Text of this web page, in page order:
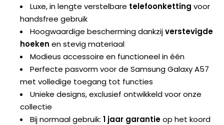
Luxe, in lengte verstelbare telefoonketting voor
handsfree gebruik
Hoogwaardige bescherming dankzijverstevigde
hoeken en stevig materiaal
Modieus accessoire en functioneel in één
Perfecte pasvorm voor de Samsung Galaxy A57
met volledige toegang tot functies
Unieke designs, exclusief ontwikkeld voor onze
collectie
Bij normaal gebruik: 1 jaar garantieop het koord